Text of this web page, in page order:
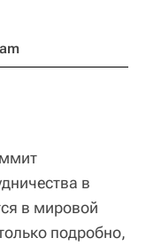
в
в мировой
подробно,